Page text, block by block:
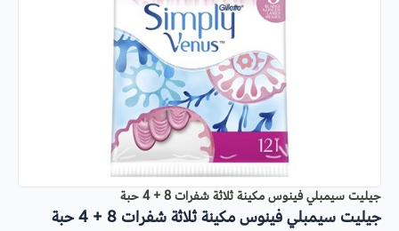
جيليت سيمبلي فينوس مكينة ثلاثة شفرات 8 + 4 حبة
جيليت سيمبلي فينوس مكينة ثلاثة شفرات 8 + 4 حبة